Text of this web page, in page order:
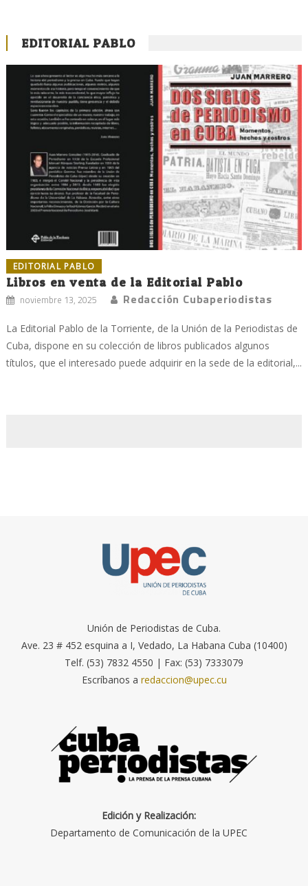
EDITORIAL PABLO
EDITORIAL PABLO
Libros en venta de la Editorial Pablo
noviembre 13, 2025 Redacción Cubaperiodistas
La Editorial Pablo de la Torriente, de la Unión de la Periodistas de
Cuba, dispone en su colección de libros publicados algunos
títulos, que el interesado puede adquirir en la sede de la editorial,...
Unión de Periodistas de Cuba.
Ave. 23 # 452 esquina a I, Vedado, La Habana Cuba (10400)
Telf. (53) 7832 4550 | Fax: (53) 7333079
Escríbanos a redaccion@upec.cu
Edición y Realización:
Departamento de Comunicación de la UPEC